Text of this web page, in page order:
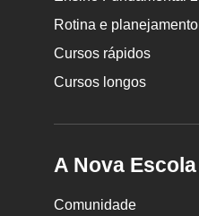
Rotina e planejamento
Cursos rápidos
Cursos longos
A Nova Escola
Comunidade